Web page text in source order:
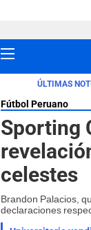
ÚLTIMAS
Fútbol Peruano
Sporting
celestes
Brandon Palacios,
declaraciones